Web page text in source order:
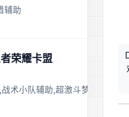
辅助
荣耀卡盟
术小队辅助,超激斗梦境辅助